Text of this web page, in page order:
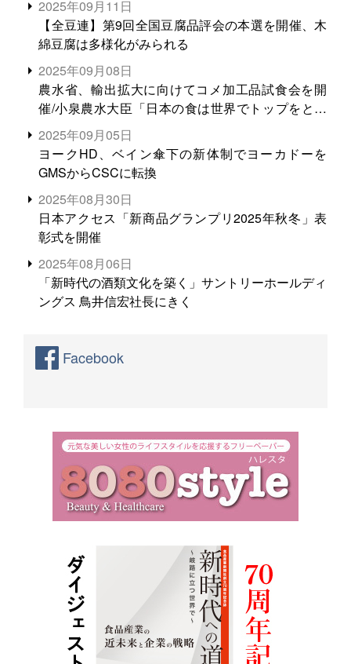
2025年09月11日
【全豆連】第9回全国豆腐品評会の本選を開催、木
綿豆腐は多様化がみられる
2025年09月08日
農水省、輸出拡大に向けてコメ加工品試食会を開
催/小泉農水大臣「日本の食は世界でトップをとれ
る。米増産に向けて、米輸出需要の拡大を」
2025年09月05日
ヨークHD、ベイン傘下の新体制でヨーカドーを
GMSからCSCに転換
2025年08月30日
日本アクセス「新商品グランプリ2025年秋冬」表
彰式を開催
2025年08月06日
「新時代の酒類文化を築く」サントリーホールディ
ングス 鳥井信宏社長にきく
Facebook